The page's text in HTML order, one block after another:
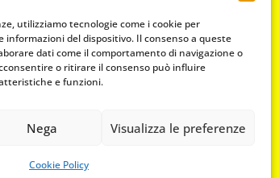
utilizziamo tecnologie come i cookie per
informazioni del dispositivo. Il consenso a queste
dati come il comportamento di navigazione o
o ritirare il consenso può influire
e funzioni.
Nega Visualizza le preferenze
Cookie Policy
349 3863811
chiavicodificate@gmail.com
Cookie Policy